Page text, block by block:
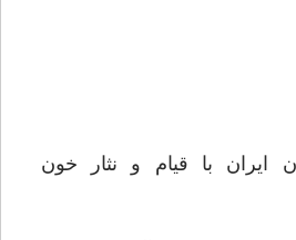
ايران با قيام و نثار خون